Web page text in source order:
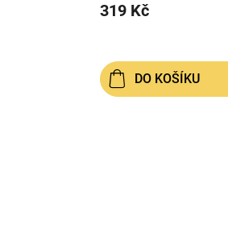
319 Kč
DO KOŠÍKU